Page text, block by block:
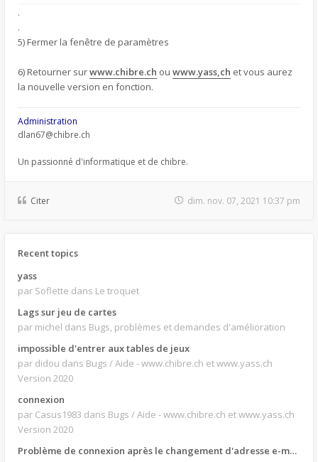
.
.
5) Fermer la fenêtre de paramètres
6) Retourner surwww.chibre.ch ou www.yass,ch et vous aurez
la nouvelle version en fonction.
Administration
dlan67@chibre.ch
Un passionné d'informatique et de chibre.
Citer dim. nov. 07, 2021 10:37 pm
Recent topics
yass
par Soflette dans Le troquet
Lags sur jeu de cartes
par michel dans Bugs, problèmes et demandes d'amélioration
impossible d'entrer aux tables de jeux
par didou dans Bugs / Aide - www.chibre.ch et www.yass.ch
Version 2020
connexion
par Casus1983 dans Bugs / Aide - www.chibre.ch et www.yass.ch
Version 2020
Problème de connexion après le changement d'adresse e-mail.